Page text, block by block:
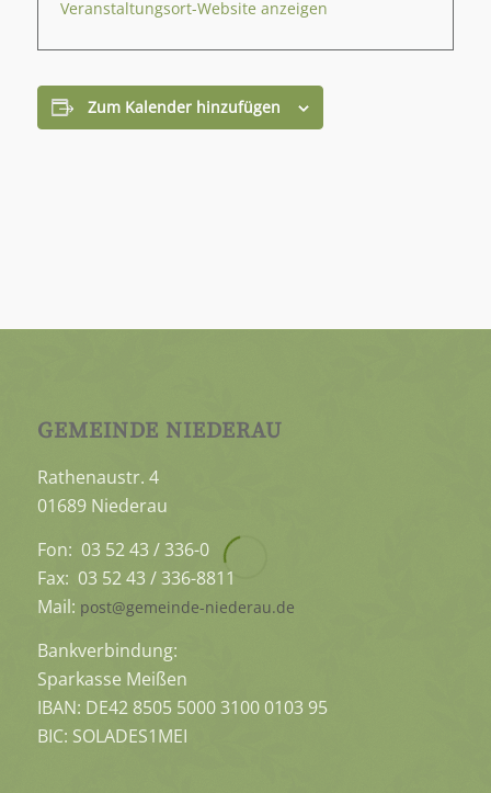
Veranstaltungsort-Website anzeigen
Zum Kalender hinzufügen
GEMEINDE NIEDERAU
Rathenaustr. 4
01689 Niederau
Fon: 03 52 43 / 336-0
Fax: 03 52 43 / 336-8811
Mail: post@gemeinde-niederau.de
Bankverbindung:
Sparkasse Meißen
IBAN: DE42 8505 5000 3100 0103 95
BIC: SOLADES1MEI